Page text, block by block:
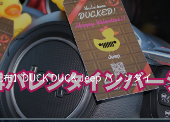
】DUCK DUCK Jeep バレンタイ